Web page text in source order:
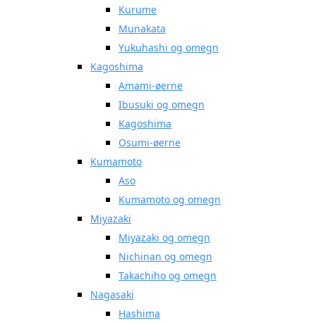
Kurume
Munakata
Yukuhashi og omegn
Kagoshima
Amami-øerne
Ibusuki og omegn
Kagoshima
Osumi-øerne
Kumamoto
Aso
Kumamoto og omegn
Miyazaki
Miyazaki og omegn
Nichinan og omegn
Takachiho og omegn
Nagasaki
Hashima